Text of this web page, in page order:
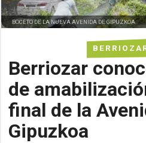
Berriozar
de
final de la
Gipuzkoa
BOCETO DE LA NUEVA AVENIDA DE GIPUZKOA